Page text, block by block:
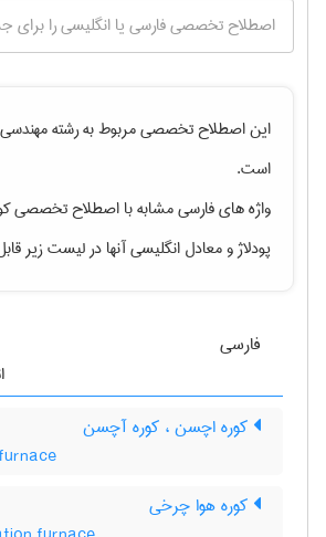
این اصطلاح تخصصی مربوط به رشته
است.
واژه های فارسی مشابه با اصطلاح تخصصی
پودلاژو معادل انگلیسی آنها در لیست زیر
فارسی
کوره اچسن ، کوره آچسن
کوره هوا چرخی